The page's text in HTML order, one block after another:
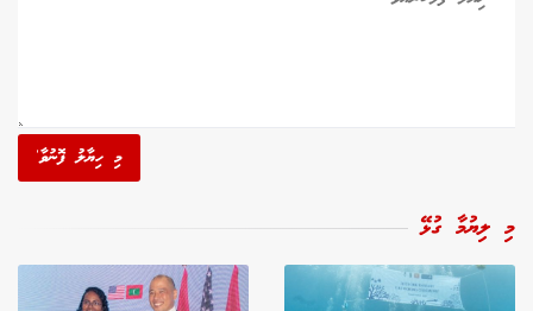
މި ހިޔާލު ފޮނުވާ'
މި ލިޔުމާ ގުޅޭ